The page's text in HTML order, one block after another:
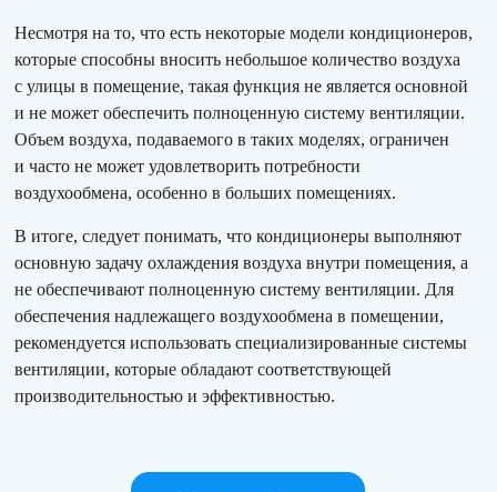
Несмотря на то, что есть некоторые модели кондиционеров,
которые способны вносить небольшое количество воздуха
с улицы в помещение, такая функция не является основной
и не может обеспечить полноценную систему вентиляции.
Объем воздуха, подаваемого в таких моделях, ограничен
и часто не может удовлетворить потребности
воздухообмена, особенно в больших помещениях.
В итоге, следует понимать, что кондиционеры выполняют
основную задачу охлаждения воздуха внутри помещения, а
не обеспечивают полноценную систему вентиляции. Для
обеспечения надлежащего воздухообмена в помещении,
рекомендуется использовать специализированные системы
вентиляции, которые обладают соответствующей
производительностью и эффективностью.